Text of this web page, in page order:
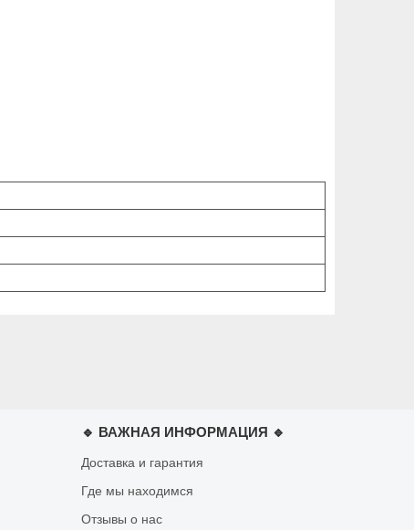
🔹 ВАЖНАЯ ИНФОРМАЦИЯ 🔹
Доставка и гарантия
Где мы находимся
Отзывы о нас